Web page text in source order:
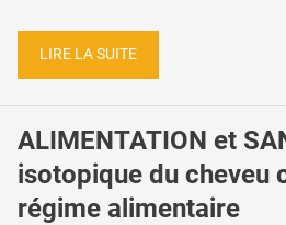
LIRE LA SUITE
ALIMENTATION et
isotopique du cheveu
régime alimentaire